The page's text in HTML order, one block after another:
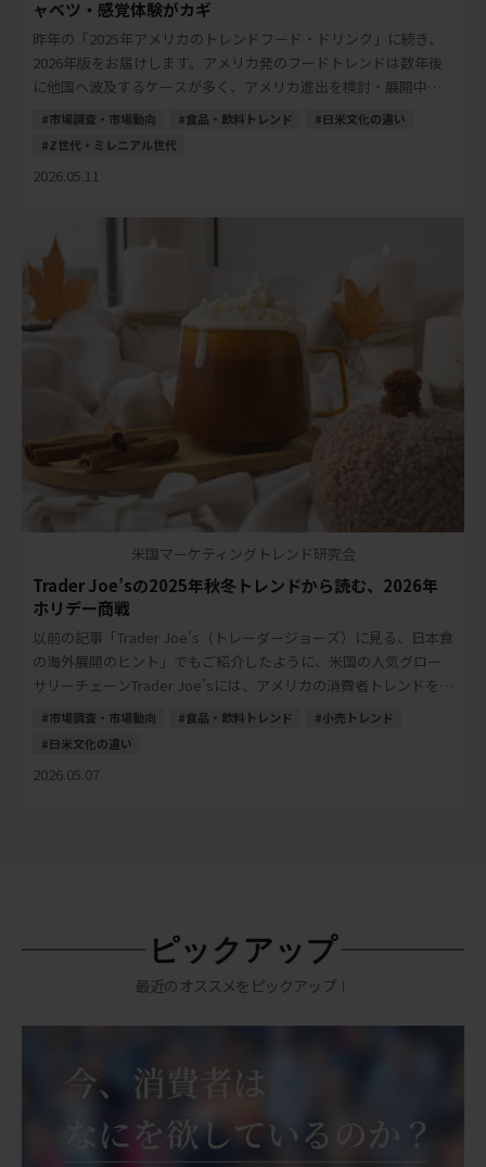
ャベツ・感覚体験がカギ
昨年の「2025年アメリカのトレンドフード・ドリンク」に続き、
2026年版をお届けします。アメリカ発のフードトレンドは数年後
に他国へ波及するケースが多く、アメリカ進出を検討・展開中の
日本の食品・飲料メーカーにとって、先読 […]
市場調査・市場動向 食品・飲料トレンド
日米文化の違い
Z世代・ミレニアル世代
2026.05.11
米国マーケティングトレンド研究会
Trader Joe’sの2025年秋冬トレンドから読む、2026年
ホリデー商戦
以前の記事「Trader Joe’s（トレーダージョーズ）に見る、日本食
の海外展開のヒント」でもご紹介したように、米国の人気グロー
サリーチェーンTrader Joe’sには、アメリカの消費者トレンドを読
み解くヒントが多く […]
市場調査・市場動向 食品・飲料トレンド
小売トレンド
日米文化の違い
2026.05.07
ピックアップ
最近のオススメをピックアップ！